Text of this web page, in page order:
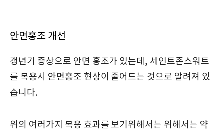
안면홍조 개선
갱년기 증상으로 안면 홍조가 있는데, 세인트존스워트
를 복용시 안면홍조 현상이 줄어드는 것으로 알려져 있
습니다.
위의 여러가지 복용 효과를 보기위해서는 위해서는 약